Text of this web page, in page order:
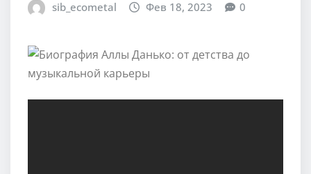
sib_ecometal Фев 18, 2023 0